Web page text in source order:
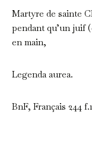
Martyre de sainte
pendant qu’un juif
en main,
Legenda aurea.
BnF, Français 244